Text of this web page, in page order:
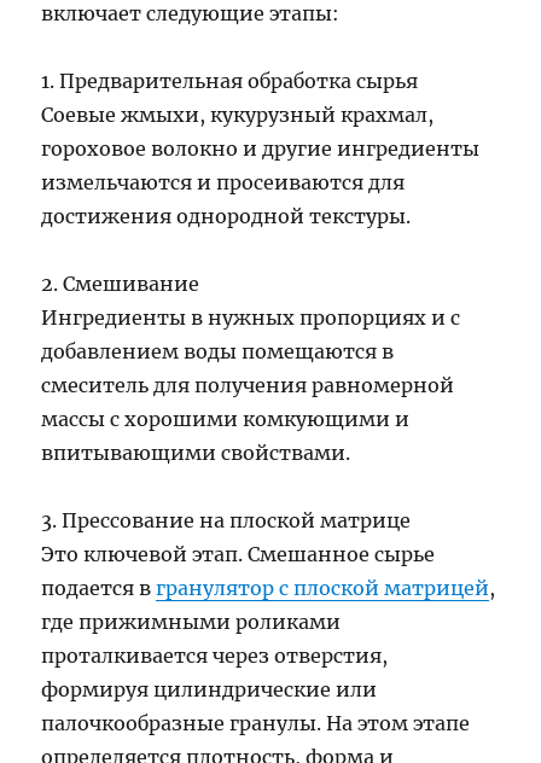
включает следующие этапы:
1. Предварительная обработка сырья
Соевые жмыхи, кукурузный крахмал,
гороховое волокно и другие ингредиенты
измельчаются и просеиваются для
достижения однородной текстуры.
2. Смешивание
Ингредиенты в нужных пропорциях и с
добавлением воды помещаются в
смеситель для получения равномерной
массы с хорошими комкующими и
впитывающими свойствами.
3. Прессование на плоской матрице
Это ключевой этап. Смешанное сырье
подается вгранулятор с плоской матрицей,
где прижимными роликами
проталкивается через отверстия,
формируя цилиндрические или
палочкообразные гранулы. На этом этапе
определяется плотность, форма и